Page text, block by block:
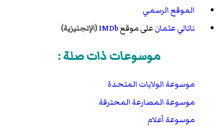
الموقع الرسمي
ناتالي عثمانعلى موقعIMDb(الإنجليزية)
موسوعات ذات صلة :
موسوعة الولايات المتحدة
موسوعة المصارعة المحترفة
موسوعة أعلام